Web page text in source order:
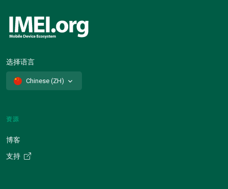
选择语言
Chinese (ZH)
资源
博客
支持